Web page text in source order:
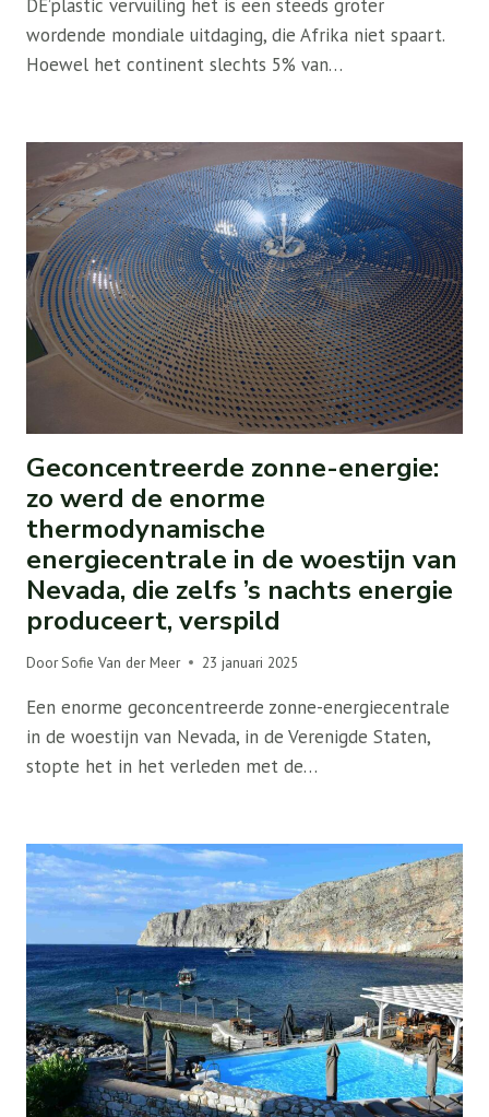
DE’plastic vervuiling het is een steeds groter
wordende mondiale uitdaging, die Afrika niet spaart.
Hoewel het continent slechts 5% van…
Geconcentreerde zonne-energie:
zo werd de enorme
thermodynamische
energiecentrale in de woestijn van
Nevada, die zelfs ’s nachts energie
produceert, verspild
Door Sofie Van der Meer 23 januari 2025
Een enorme geconcentreerde zonne-energiecentrale
in de woestijn van Nevada, in de Verenigde Staten,
stopte het in het verleden met de…